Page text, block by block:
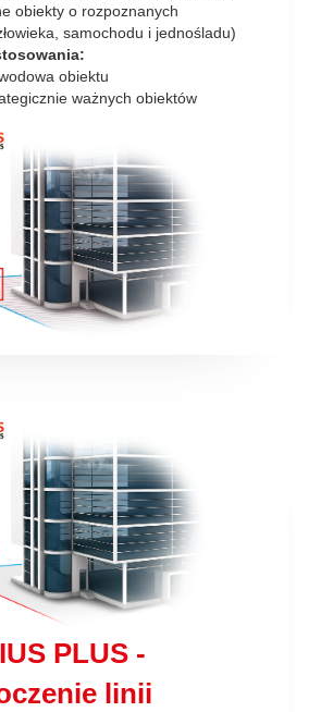
obiekty o rozpoznanych
samochodu i jednośladu)
obiektu
ważnych obiektów
PLUS -
linii